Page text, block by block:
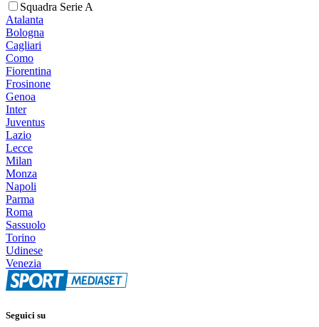
Squadra Serie A
Atalanta
Bologna
Cagliari
Como
Fiorentina
Frosinone
Genoa
Inter
Juventus
Lazio
Lecce
Milan
Monza
Napoli
Parma
Roma
Sassuolo
Torino
Udinese
Venezia
Seguici su